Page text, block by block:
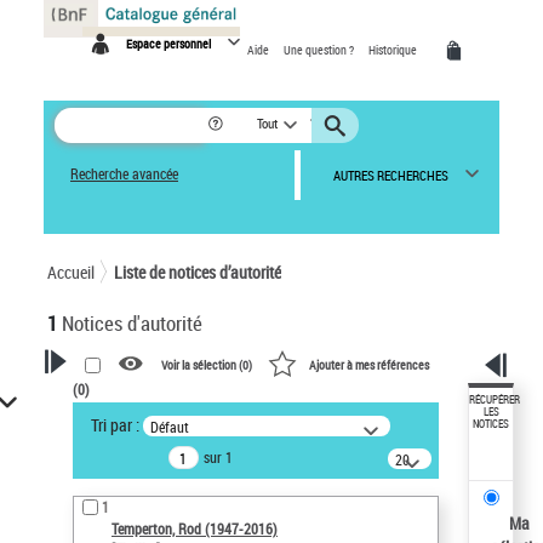
Espace personnel Aide Une question ? Historique
Tout
Recherche avancée AUTRES RECHERCHES
Accueil Liste de notices d’autorité
1 Notices d'autorité
VOTRE RECHERCHE
Recherche avancée dans les
notices d’autorité
Œuvres liées à l'auteur :
Temperton, Rod (1947-2016)
Voir la sélection (0) Ajouter à mes références
(0)
Tri par : Défaut
sur 1
20
résultats/page
1
Temperton, Rod (1947-2016)
RÉCUPÉRER
LES
NOTICES
Ma
Panneau de gestion des cookies